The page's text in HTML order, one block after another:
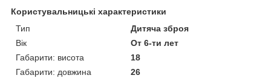
Користувальницькі характеристики
Тип
Дитяча зброя
Вік
От 6-ти лет
Габарити: висота
18
Габарити: довжина
26